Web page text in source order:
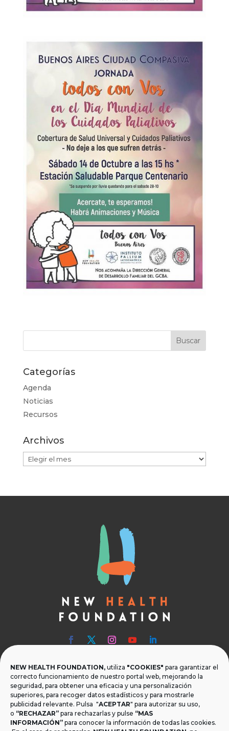
NEW HEALTH FOUNDATION, utiliza "COOKIES" para garantizar el
correcto funcionamiento de nuestro portal web, mejorando la
seguridad, para obtener una eficacia y una personalización
superiores, para recoger datos estadísticos y para mostrarle
publicidad relevante. Pulsa "ACEPTAR" para autorizar su uso,
o “RECHAZAR” para rechazarlas y pulse “MAS
INFORMACIÓN” para conocer la información de todas las cookies.
Categorías
Agenda
Noticias
Recursos
Archivos
Archivos
 Teléfono
T.+34 954 219 597
 Dónde estamos